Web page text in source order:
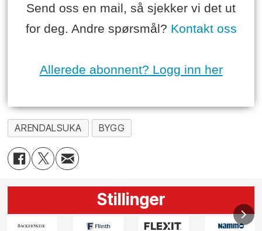
Send oss en mail, så sjekker vi det ut
for deg. Andre spørsmål? Kontakt oss
Allerede abonnent? Logg inn her
ARENDALSUKA BYGG
Stillinger